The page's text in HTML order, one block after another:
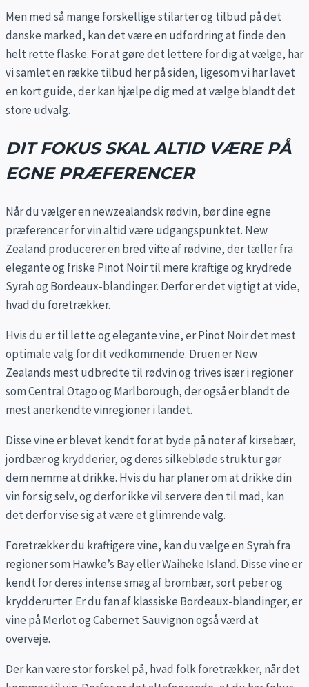
Men med så mange forskellige stilarter og tilbud på det
danske marked, kan det være en udfordring at finde den
helt rette flaske. For at gøre det lettere for dig at vælge, har
vi samlet en række tilbud her på siden, ligesom vi har lavet
en kort guide, der kan hjælpe dig med at vælge blandt det
store udvalg.
DIT FOKUS SKAL ALTID VÆRE PÅ
EGNE PRÆFERENCER
Når du vælger en newzealandsk rødvin, bør dine egne
præferencer for vin altid være udgangspunktet. New
Zealand producerer en bred vifte af rødvine, der tæller fra
elegante og friske Pinot Noir til mere kraftige og krydrede
Syrah og Bordeaux-blandinger. Derfor er det vigtigt at vide,
hvad du foretrækker.
Hvis du er til lette og elegante vine, er Pinot Noir det mest
optimale valg for dit vedkommende. Druen er New
Zealands mest udbredte til rødvin og trives især i regioner
som Central Otago og Marlborough, der også er blandt de
mest anerkendte vinregioner i landet.
Disse vine er blevet kendt for at byde på noter af kirsebær,
jordbær og krydderier, og deres silkebløde struktur gør
dem nemme at drikke. Hvis du har planer om at drikke din
vin for sig selv, og derfor ikke vil servere den til mad, kan
det derfor vise sig at være et glimrende valg.
Foretrækker du kraftigere vine, kan du vælge en Syrah fra
regioner som Hawke’s Bay eller Waiheke Island. Disse vine er
kendt for deres intense smag af brombær, sort peber og
krydderurter. Er du fan af klassiske Bordeaux-blandinger, er
vine på Merlot og Cabernet Sauvignon også værd at
overveje.
Der kan være stor forskel på, hvad folk foretrækker, når det